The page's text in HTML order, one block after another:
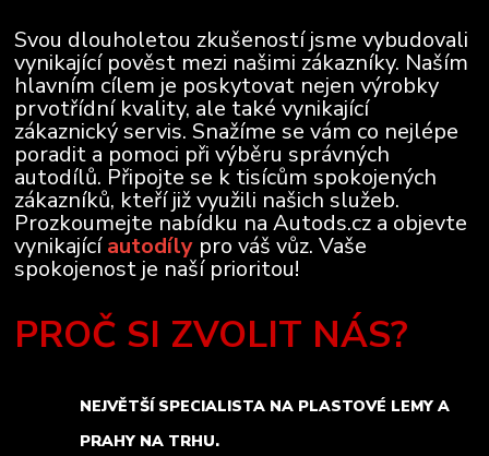
Svou dlouholetou zkušeností jsme vybudovali
vynikající pověst mezi našimi zákazníky. Naším
hlavním cílem je poskytovat nejen výrobky
prvotřídní kvality, ale také vynikající
zákaznický servis. Snažíme se vám co nejlépe
poradit a pomoci při výběru správných
autodílů. Připojte se k tisícům spokojených
zákazníků, kteří již využili našich služeb.
Prozkoumejte nabídku na Autods.cz a objevte
vynikajícíautodíly pro váš vůz. Vaše
spokojenost je naší prioritou!
PROČ SI ZVOLIT NÁS?
NEJVĚTŠÍ SPECIALISTA NA PLASTOVÉ LEMY A
PRAHY NA TRHU.